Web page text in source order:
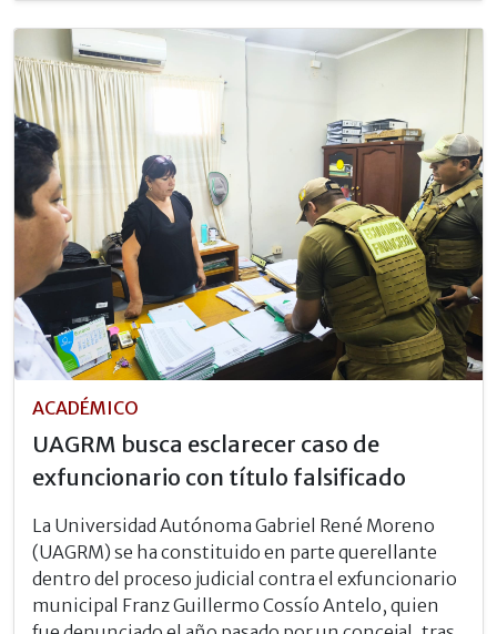
ACADÉMICO
UAGRM busca esclarecer caso de
exfuncionario con título falsificado
La Universidad Autónoma Gabriel René Moreno
(UAGRM) se ha constituido en parte querellante
dentro del proceso judicial contra el exfuncionario
municipal Franz Guillermo Cossío Antelo, quien